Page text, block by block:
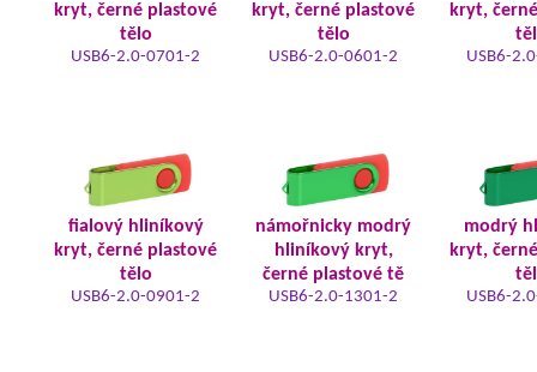
kryt, černé plastové
tělo
USB6-2.0-0701-2
kryt, černé plastové
tělo
USB6-2.0-0601-2
kryt,
USB6-
fialový hliníkový
kryt, černé plastové
tělo
USB6-2.0-0901-2
námořnicky modrý
hliníkový kryt,
černé plastové tě
USB6-2.0-1301-2
modrý
kryt,
USB6-